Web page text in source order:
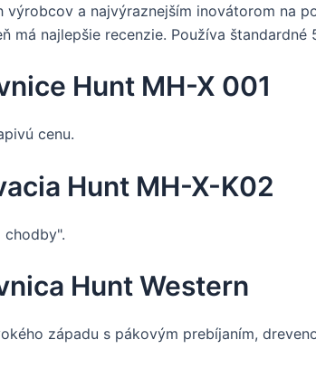
výrobcov a najvýraznejším inovátorom na
má najlepšie recenzie. Používa
Hunt MH-X 001
cenu.
Hunt MH-X-K02
Hunt Western
západu s pákovým prebíjaním,